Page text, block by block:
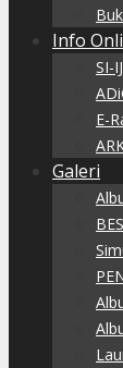
Info
SI-
E-
Galeri